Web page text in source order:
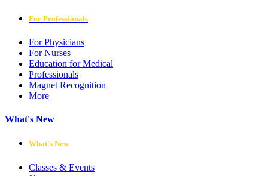
For Professionals
For Physicians
For Nurses
Education for Medical
Professionals
Magnet Recognition
More
What's New
What's New
Classes & Events